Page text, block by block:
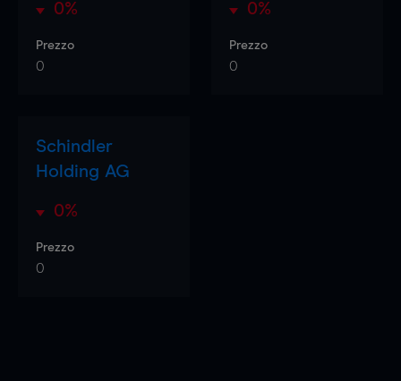
0%
Prezzo
0
0%
Prezzo
0
Schindler
Holding AG
0%
Prezzo
0